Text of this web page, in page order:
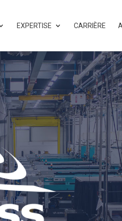
EXPERTISE CARRIÈRE